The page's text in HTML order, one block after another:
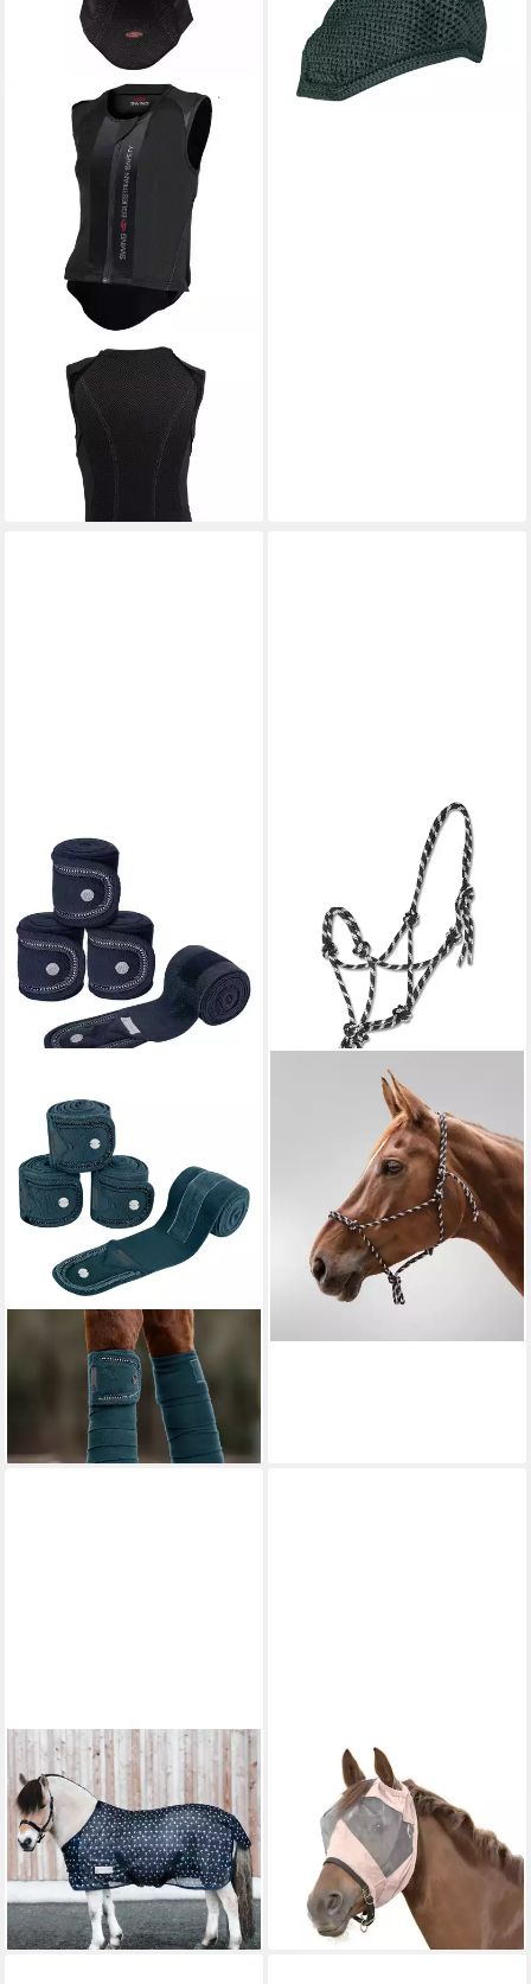
WALDHAUSEN
Schutzweste Waldhausen
Swing Rückenprotektor P06
flexible, Erwachsene
79,95 €
lieferbar - in 6-8 Werktagen bei dir
WALDHAUSEN
Pferdebandage
Fleecebandagen Nepal
lieferbar - in 2-3 Werktagen bei dir
Halfter Knotenhalfter
lieferbar - in 2-3 Werktagen bei dir
WALDHAUSEN
Pferde-Fliegendecke
Waldhausen Fliegendecke
Lucky
35,96 €
lieferbar - in 2-3 Werktagen bei dir
WALDHAUSEN
Fliegenmasken Waldhausen
Fliegenmaske Premium ohne
Ohrenschutz
22,46 €
lieferbar - in 2-3 Werktagen bei dir